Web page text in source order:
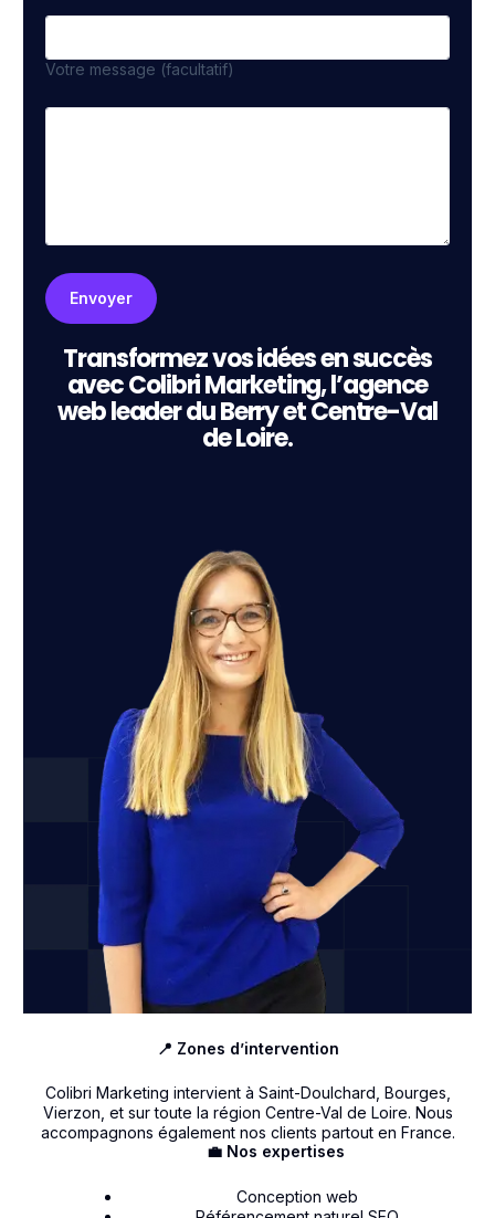
Votre message (facultatif)
Transformez vos idées en succès
avec Colibri Marketing, l’agence
web leader du Berry et Centre-Val
de Loire.
💼 Nos expertises
Conception web
📍 Zones d’intervention
Colibri Marketing intervient à Saint-Doulchard, Bourges,
Vierzon, et sur toute la région Centre-Val de Loire. Nous
accompagnons également nos clients partout en France.